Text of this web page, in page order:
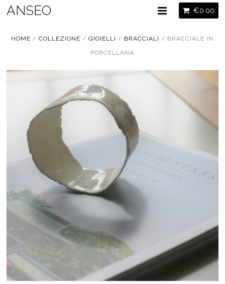
ANSEO €0.00
HOME /COLLEZIONE /GIOIELLI / BRACCIALI / BRACCIALE IN
PORCELLANA